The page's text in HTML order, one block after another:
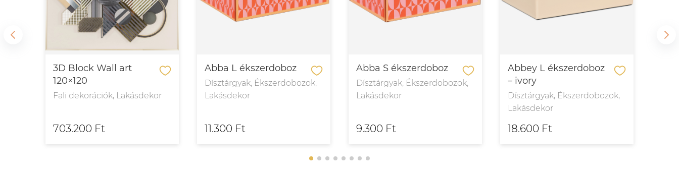
3D Block Wall art
120×120
Fali dekorációk, Lakásdekor
703.200 Ft
Abba L ékszerdoboz
Dísztárgyak, Ékszerdobozok,
Lakásdekor
11.300 Ft
Abba S ékszerdoboz
Dísztárgyak, Ékszerdobozok,
Lakásdekor
9.300 Ft
Abbey L ékszerdoboz
– ivory
Dísztárgyak, Ékszerdobozok,
Lakásdekor
18.600 Ft